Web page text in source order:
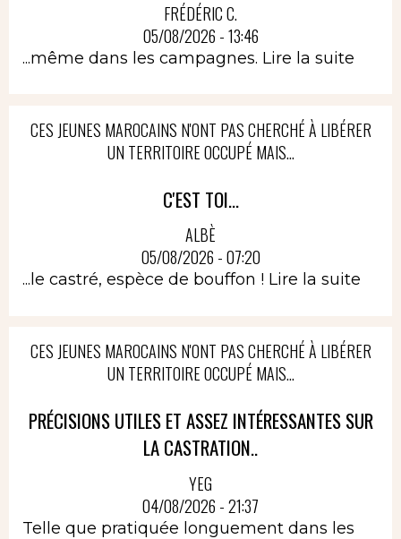
FRÉDÉRIC C.
05/08/2026 - 13:46
...même dans les campagnes. Lire la suite
CES JEUNES MAROCAINS N'ONT PAS CHERCHÉ À LIBÉRER
UN TERRITOIRE OCCUPÉ MAIS...
C'EST TOI...
ALBÈ
05/08/2026 - 07:20
...le castré, espèce de bouffon ! Lire la suite
CES JEUNES MAROCAINS N'ONT PAS CHERCHÉ À LIBÉRER
UN TERRITOIRE OCCUPÉ MAIS...
PRÉCISIONS UTILES ET ASSEZ INTÉRESSANTES SUR
LA CASTRATION..
YEG
04/08/2026 - 21:37
Telle que pratiquée longuement dans les